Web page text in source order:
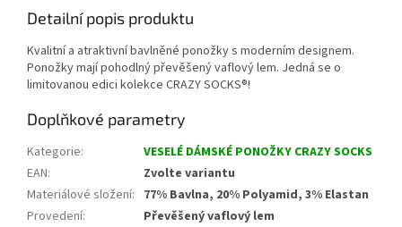
Detailní popis produktu
Kvalitní a atraktivní bavlněné ponožky s moderním designem.
Ponožky mají pohodlný převěšený vaflový lem. Jedná se o
limitovanou edici kolekce CRAZY SOCKS®!
Doplňkové parametry
Kategorie:
VESELÉ DÁMSKÉ PONOŽKY CRAZY SOCKS
EAN:
Zvolte variantu
Materiálové složení: 77% Bavlna, 20% Polyamid, 3% Elastan
Provedení: Převěšený vaflový lem